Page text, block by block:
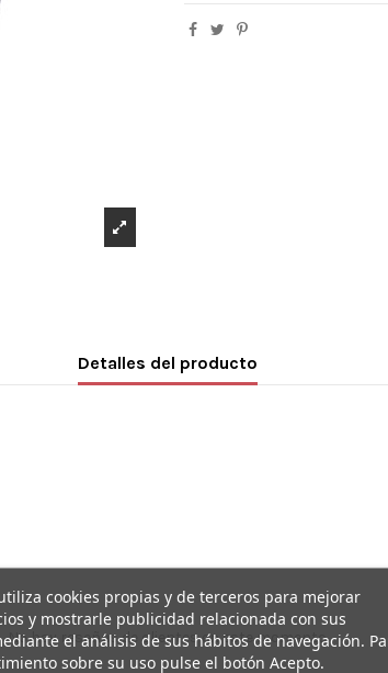
Detalles del producto
No hay reseñas de clientes en este momento.
cookies propias y de terceros para mejorar
y mostrarle publicidad relacionada con sus
el análisis de sus hábitos de navegación.
sobre su uso pulse el botón Acepto.